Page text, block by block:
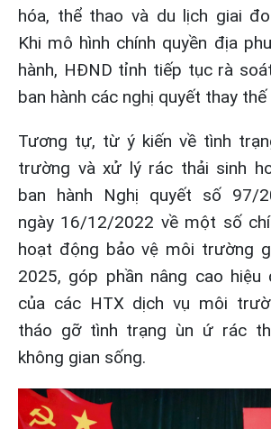
hóa, thể thao và du lịch giai
Khi mô hình chính quyền địa
hành, HĐND tỉnh tiếp tục rà
ban hành các nghị quyết thay thế
Tương tự, từ ý kiến về tình
trường và xử lý rác thải sinh
ban hành Nghị quyết số 97/
ngày 16/12/2022 về một số
hoạt động bảo vệ môi trường
2025, góp phần nâng cao hiệu
của các HTX dịch vụ môi
tháo gỡ tình trạng ùn ứ rác
không gian sống.